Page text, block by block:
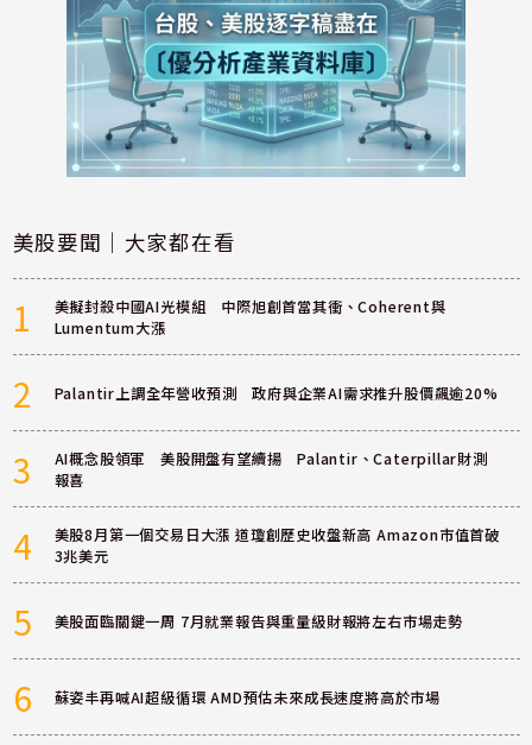
美股要聞｜大家都在看
1
美擬封殺中國AI光模組 中際旭創首當其衝、Coherent與
Lumentum大漲
2 Palantir上調全年營收預測 政府與企業AI需求推升股價飆逾20%
3
AI概念股領軍 美股開盤有望續揚 Palantir、Caterpillar財測
報喜
4
美股8月第一個交易日大漲 道瓊創歷史收盤新高 Amazon市值首破
3兆美元
5 美股面臨關鍵一周 7月就業報告與重量級財報將左右市場走勢
6 蘇姿丰再喊AI超級循環 AMD預估未來成長速度將高於市場